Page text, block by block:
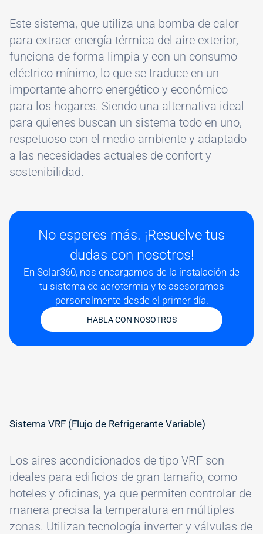
Este sistema, que utiliza una bomba de calor
para extraer energía térmica del aire exterior,
funciona de forma limpia y con un consumo
eléctrico mínimo, lo que se traduce en un
importante ahorro energético y económico
para los hogares. Siendo una alternativa ideal
para quienes buscan un sistema todo en uno,
respetuoso con el medio ambiente y adaptado
a las necesidades actuales de confort y
sostenibilidad.
No esperes más. ¡Resuelve tus
dudas con nosotros!
En Solar360, nos encargamos de la instalación de
tu sistema de aerotermia y te asesoramos
personalmente desde el primer día.
HABLA CON NOSOTROS
Sistema VRF (Flujo de Refrigerante Variable)
Los aires acondicionados de tipo VRF son
ideales para edificios de gran tamaño, como
hoteles y oficinas, ya que permiten controlar de
manera precisa la temperatura en múltiples
zonas. Utilizan tecnología inverter y válvulas de